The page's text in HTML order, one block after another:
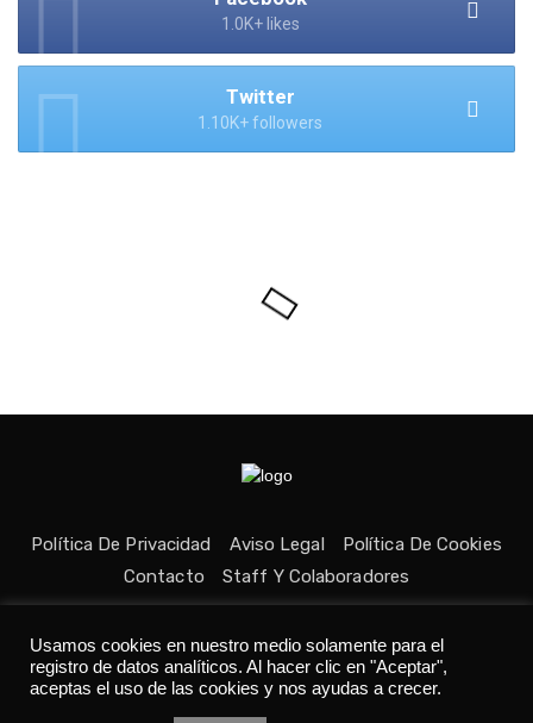
1.0K+ likes
Twitter
1.10K+ followers
Política De Privacidad Aviso Legal
Política De Cookies
Contacto
Staff Y Colaboradores
Usamos cookies en nuestro medio solamente para el
registro de datos analíticos. Al hacer clic en "Aceptar",
aceptas el uso de las cookies y nos ayudas a crecer.